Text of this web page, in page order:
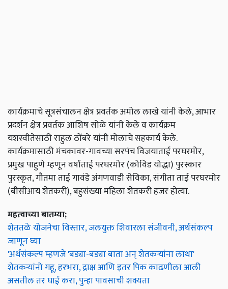
कार्यक्रमाचे सूत्रसंचालन क्षेत्र प्रवर्तक अमोल लाखे यांनी केले, आभार
प्रदर्शन क्षेत्र प्रवर्तक आशिष सोळे यांनी केले व कार्यक्रम
यशस्वीतेसाठी राहुल ठोंबरे यांनी मोलाचे सहकार्य केले.
कार्यक्रमासाठी मंचकावर-गावच्या सरपंच विजयाताई परघरमोर,
प्रमुख पाहुणे म्हणून वर्षाताई परघरमोर (कोविड योद्धा) पुरस्कार
पुरस्कृत, गौतमा ताई गावंडे अंगणवाडी सेविका, संगीता ताई परघरमोर
(बीसीआय शेतकरी), बहुसंख्या महिला शेतकरी हजर होत्या.
महत्वाच्या बातम्या;
शेततळे योजनेचा विस्तार, जलयुक्त शिवारला संजीवनी, अर्थसंकल्प
जाणून घ्या
'अर्थसंकल्प म्हणजे 'बड्या-बड्या बाता अन् शेतकऱ्यांना लाथा'
शेतकऱ्यांनो गहू, हरभरा, द्राक्ष आणि इतर पिक काढणीला आली
असतील तर घाई करा, पुन्हा पावसाची शक्यता